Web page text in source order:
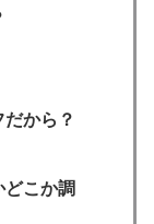
から？
どこか調